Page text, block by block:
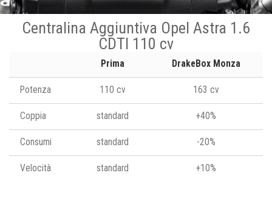
Centralina Aggiuntiva Opel Astra 1.6
CDTI 110 cv
Prima DrakeBox Monza
Potenza 110 cv 163 cv
Coppia standard +40%
Consumi standard -20%
Velocità standard +10%